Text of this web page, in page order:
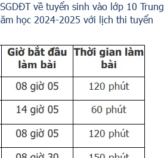
về tuyển sinh vào lớp 10 Trung
học 2024-2025 với lịch thi tuyển